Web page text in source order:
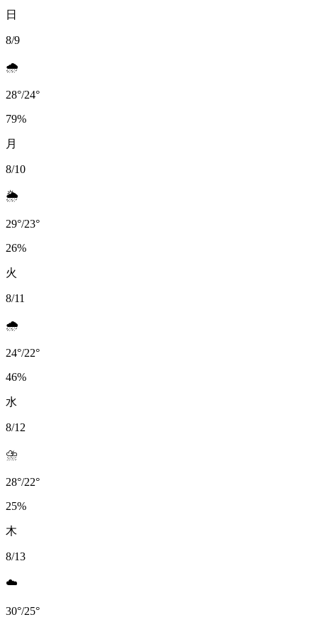
日
8/9
🌧️
28°/24°
79%
月
8/10
🌦️
29°/23°
26%
火
8/11
🌧️
24°/22°
46%
水
8/12
⛈️
28°/22°
25%
木
8/13
☁️
30°/25°